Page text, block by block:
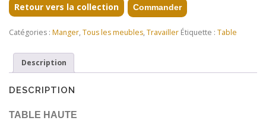
Retour vers la collection Commander
Catégories : Manger, Tous les meubles, Travailler Étiquette : Table
Description
DESCRIPTION
TABLE HAUTE